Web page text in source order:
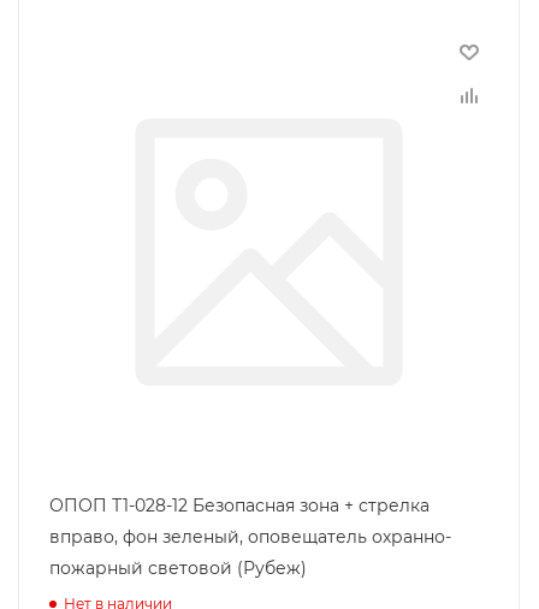
ОПОП Т1-028-12 Безопасная зона + стрелка
вправо, фон зеленый, оповещатель охранно-
пожарный световой (Рубеж)
Нет в наличии